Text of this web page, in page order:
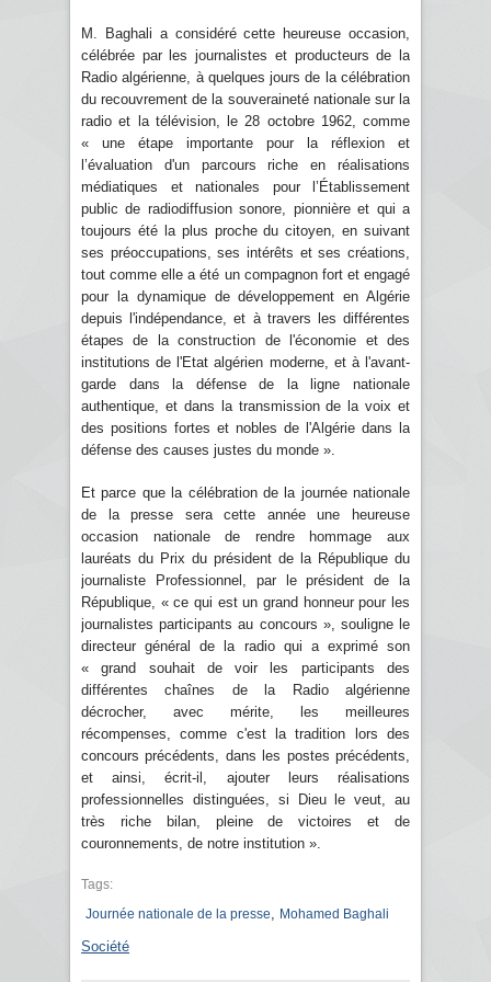
M. Baghali a considéré cette heureuse occasion,
célébrée par les journalistes et producteurs de la
Radio algérienne, à quelques jours de la célébration
du recouvrement de la souveraineté nationale sur la
radio et la télévision, le 28 octobre 1962, comme
« une étape importante pour la réflexion et
l’évaluation d'un parcours riche en réalisations
médiatiques et nationales pour l’Établissement
public de radiodiffusion sonore, pionnière et qui a
toujours été la plus proche du citoyen, en suivant
ses préoccupations, ses intérêts et ses créations,
tout comme elle a été un compagnon fort et engagé
pour la dynamique de développement en Algérie
depuis l'indépendance, et à travers les différentes
étapes de la construction de l'économie et des
institutions de l'Etat algérien moderne, et à l'avant-
garde dans la défense de la ligne nationale
authentique, et dans la transmission de la voix et
des positions fortes et nobles de l'Algérie dans la
défense des causes justes du monde ».
Et parce que la célébration de la journée nationale
de la presse sera cette année une heureuse
occasion nationale de rendre hommage aux
lauréats du Prix du président de la République du
journaliste Professionnel, par le président de la
République, « ce qui est un grand honneur pour les
journalistes participants au concours », souligne le
directeur général de la radio qui a exprimé son
« grand souhait de voir les participants des
différentes chaînes de la Radio algérienne
décrocher, avec mérite, les meilleures
récompenses, comme c'est la tradition lors des
concours précédents, dans les postes précédents,
et ainsi, écrit-il, ajouter leurs réalisations
professionnelles distinguées, si Dieu le veut, au
très riche bilan, pleine de victoires et de
couronnements, de notre institution ».
Tags:
Journée nationale de la presse
Mohamed Baghali
Société